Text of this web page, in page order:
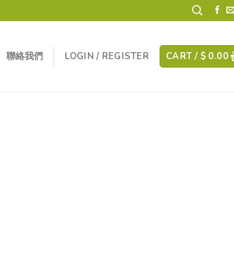
聯絡我們 LOGIN / REGISTER CART / $ 0.00